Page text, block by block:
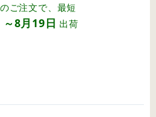
ご注文で、最短
～8月19日 出荷